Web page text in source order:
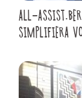
ALL-
SIMPLIFIERA